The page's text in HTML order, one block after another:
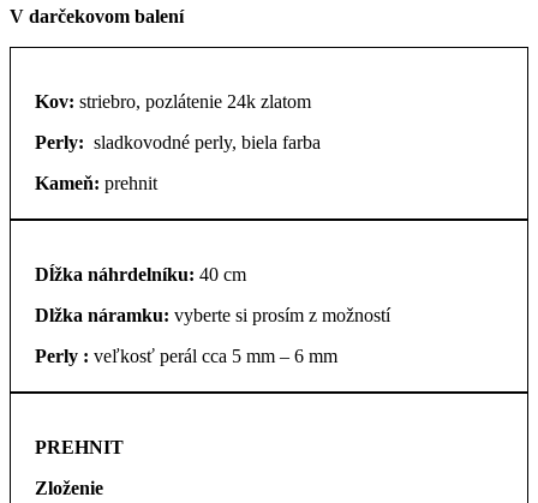
V darčekovom balení
Kov: striebro, pozlátenie 24k zlatom
Perly: sladkovodné perly, biela farba
Kameň: prehnit
Dĺžka náhrdelníku: 40 cm
Dlžka náramku: vyberte si prosím z možností
Perly : veľkosť perál cca 5 mm – 6 mm
PREHNIT
Zloženie